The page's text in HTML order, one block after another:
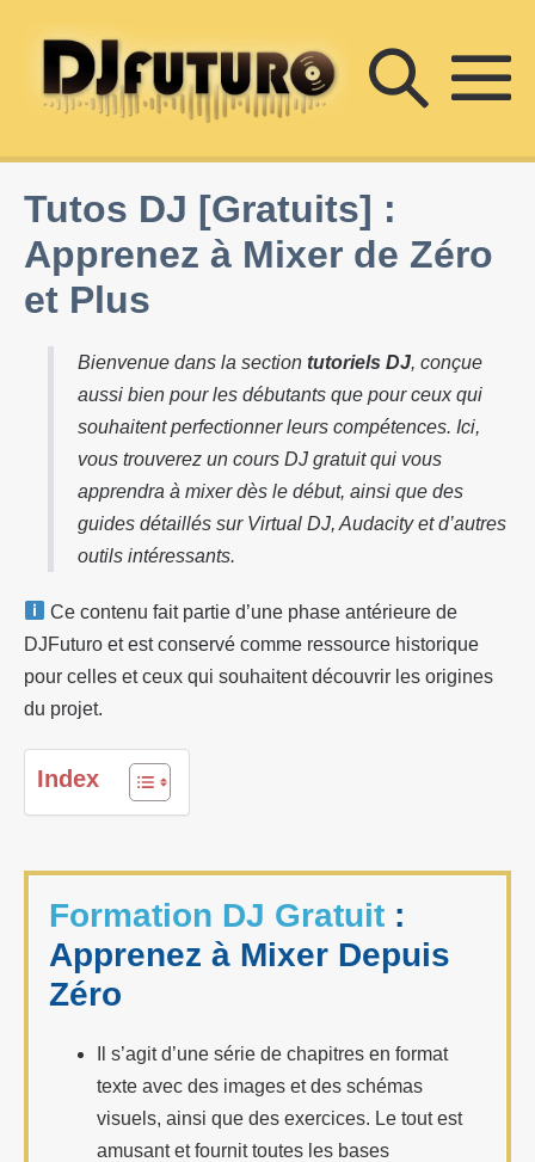
contenu
la
Tutos DJ [Gratuits] :
Apprenez à Mixer de Zéro
et Plus
Bienvenue dans la section tutoriels DJ, conçue
aussi bien pour les débutants que pour ceux qui
souhaitent perfectionner leurs compétences. Ici,
vous trouverez un cours DJ gratuit qui vous
apprendra à mixer dès le début, ainsi que des
guides détaillés sur Virtual DJ, Audacity et d’autres
outils intéressants.
Ce contenu fait partie d’une phase antérieure de
DJFuturo et est conservé comme ressource historique
pour celles et ceux qui souhaitent découvrir les origines
du projet.
Index
Formation DJ Gratuit :
Apprenez à Mixer Depuis
Zéro
Il s’agit d’une série de chapitres en format
texte avec des images et des schémas
visuels, ainsi que des exercices. Le tout est
amusant et fournit toutes les bases